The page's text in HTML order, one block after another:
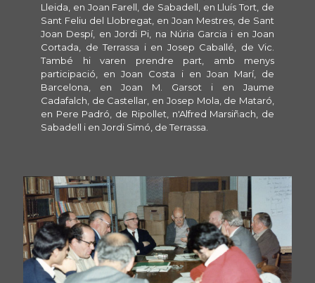
Lleida, en Joan Farell, de Sabadell, en Lluís Tort, de
Sant Feliu del Llobregat, en Joan Mestres, de Sant
Joan Despí, en Jordi Pi, na Núria Garcia i en Joan
Cortada, de Terrassa i en Josep Caballé, de Vic.
També hi varen prendre part, amb menys
participació, en Joan Costa i en Joan Marí, de
Barcelona, en Joan M. Garsot i en Jaume
Cadafalch, de Castellar, en Josep Mola, de Mataró,
en Pere Padró, de Ripollet, n'Alfred Marsiñach, de
Sabadell i en Jordi Simó, de Terrassa.